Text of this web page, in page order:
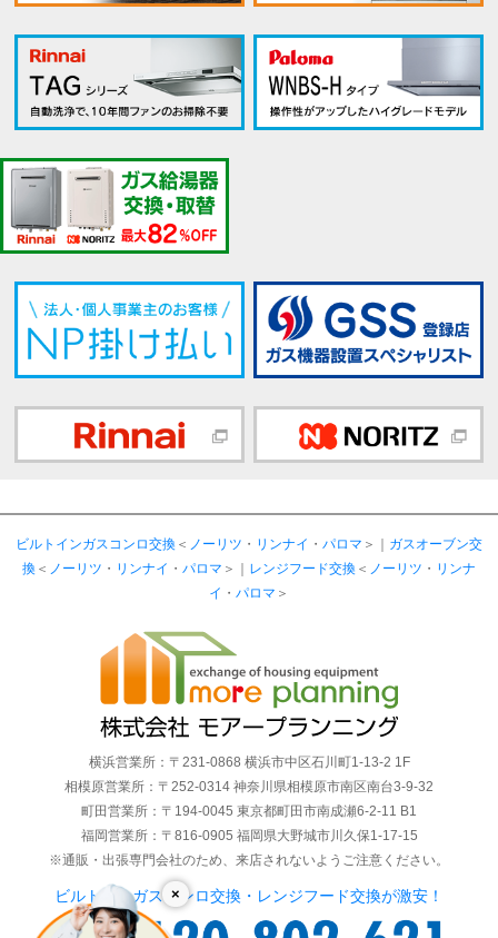
×
ビルトインガスコンロ交換 ＜ ノーリツ ・ リンナイ ・ パロマ ＞｜ ガスオーブン交
換 ＜ ノーリツ ・ リンナイ ・ パロマ ＞｜ レンジフード交換 ＜ ノーリツ ・ リンナ
イ ・ パロマ ＞
横浜営業所：〒231-0868 横浜市中区石川町1-13-2 1F
相模原営業所：〒252-0314 神奈川県相模原市南区南台3-9-32
町田営業所：〒194-0045 東京都町田市南成瀬6-2-11 B1
福岡営業所：〒816-0905 福岡県大野城市川久保1-17-15
※通販・出張専門会社のため、来店されないようご注意ください。
ビルトインガスコンロ交換・レンジフード交換が激安！